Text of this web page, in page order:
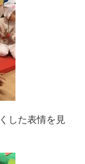
した表情を見